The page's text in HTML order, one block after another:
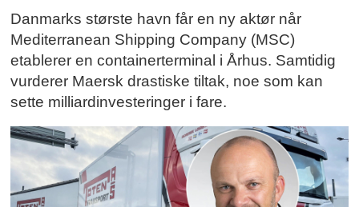
Danmarks største havn får en ny aktør når
Mediterranean Shipping Company (MSC)
etablerer en containerterminal i Århus. Samtidig
vurderer Maersk drastiske tiltak, noe som kan
sette milliardinvesteringer i fare.